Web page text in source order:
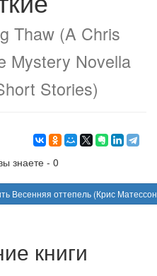
Thaw (A Chris
Mystery Novella
Stories)
знаете - 0
Весенняя оттепель (Крис
книги